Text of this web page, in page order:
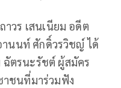
าวร เสนเนียม อดีต
านนท์ ศักดิ์วรวิชญ์ ได้
ฉัตรนะรัชต์ ผู้สมัคร
าชนที่มาร่วมฟัง